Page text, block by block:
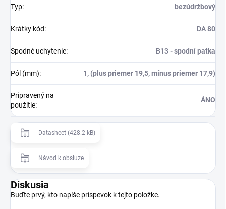
Typ: bezúdržbový
Krátky kód: DA 80
Spodné uchytenie: B13 - spodní patka
Pól (mm): 1, (plus priemer 19,5, mínus priemer 17,9)
Pripravený na
použitie:
ÁNO
Datasheet (428.2 kB)
Návod k obsluze
Diskusia
Buďte prvý, kto napíše príspevok k tejto položke.